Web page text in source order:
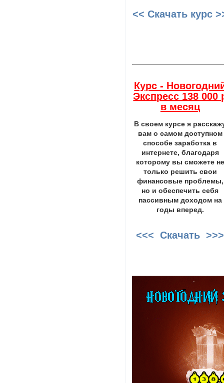
<< Скачать курс
Курс -
Экспресс 138 000
в месяц
В своем курсе я
вам о самом доступном
способе заработка в
интернете, благодаря
которому вы сможете не
только решить свои
финансовые проблемы,
но и обеспечить себя
пассивным доходом на
годы вперед.
<<< Скачать >>>